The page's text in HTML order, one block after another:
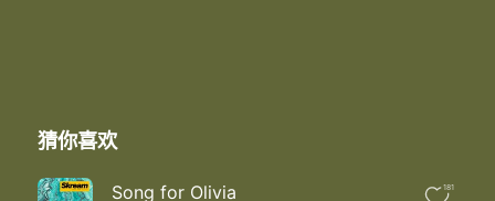
猜你喜欢
Song for Olivia 181